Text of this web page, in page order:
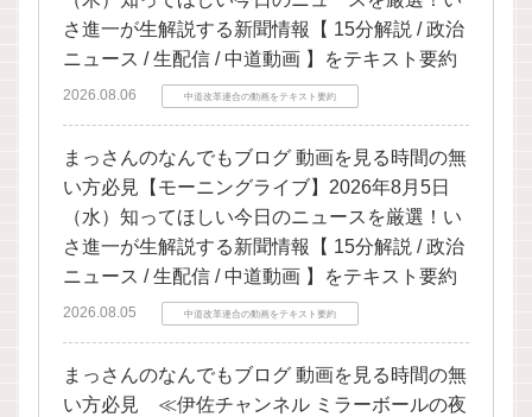
さ進一が生解説する新聞情報【 15分解説 / 政治
ニュース / 生配信 / 中道動画 】をテキスト要約
2026.08.06 中道改革連合の動画をテキスト要約
まっさんのなんでもブログ 動画を見る時間の無
い方必見【モーニングライブ】2026年8月5日
（水）知ってほしい今日のニュースを厳選！い
さ進一が生解説する新聞情報【 15分解説 / 政治
ニュース / 生配信 / 中道動画 】をテキスト要約
2026.08.05 中道改革連合の動画をテキスト要約
まっさんのなんでもブログ 動画を見る時間の無
い方必見 ≪伊佐チャンネル ミラーボールの夜